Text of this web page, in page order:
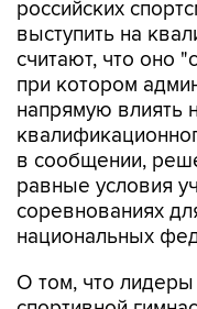
российских
выступить на
считают, что оно
при котором
напрямую влиять
в сообщении,
равные условия
соревнованиях
национальных
О том, что